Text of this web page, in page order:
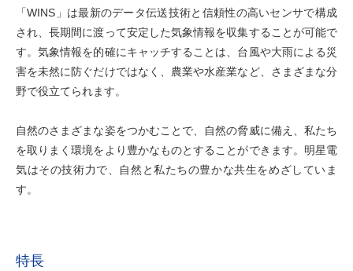
「WINS」は最新のデータ伝送技術と信頼性の高いセンサで構成
され、長期間に渡って安定した気象情報を収集することが可能で
す。気象情報を的確にキャッチすることは、台風や大雨による災
害を未然に防ぐだけではなく、農業や水産業など、さまざまな分
野で役立てられます。
自然のさまざまな姿をつかむことで、自然の脅威に備え、私たち
を取りまく環境をより豊かなものとすることができます。明星電
気はその技術力で、自然と私たちの豊かな共生をめざしていま
す。
特長